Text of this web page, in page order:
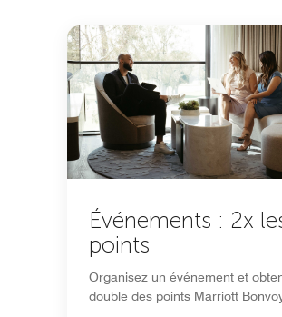
Événements : 2x
points
Organisez un événement et
double des points Marriott